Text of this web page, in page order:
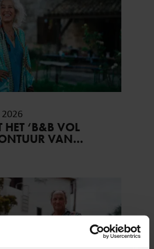
HET ‘B&B VOL
VAN